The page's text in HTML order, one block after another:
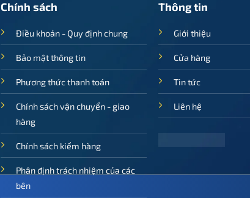
Chính sách
Điều khoản - Quy định chung
Bảo mật thông tin
Phương thức thanh toán
Chính sách vận chuyển - giao
hàng
Chính sách kiểm hàng
Phân định trách nhiệm của các
bên
Thông tin
Giới thiệu
Cửa hàng
Tin tức
Liên hệ